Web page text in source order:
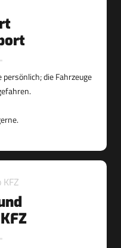
die Fahrzeuge